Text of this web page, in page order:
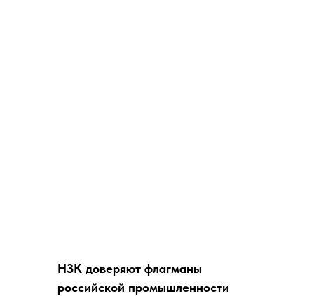
НЗК доверяют флагманы
российской промышленности